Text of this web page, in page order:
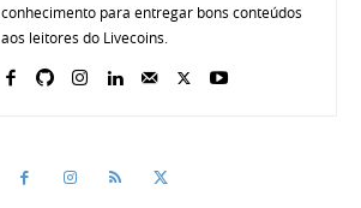
conhecimento para entregar bons conteúdos
aos leitores do Livecoins.